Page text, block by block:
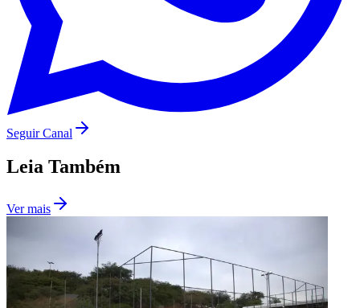
Santos
Seguir Canal
Leia Também
Ver mais